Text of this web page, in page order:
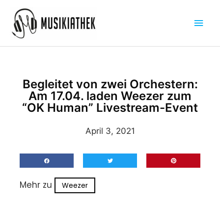
Inhalt
springen
Begleitet von zwei Orchestern:
Am 17.04. laden Weezer zum
“OK Human” Livestream-Event
April 3, 2021
Mehr zu Weezer